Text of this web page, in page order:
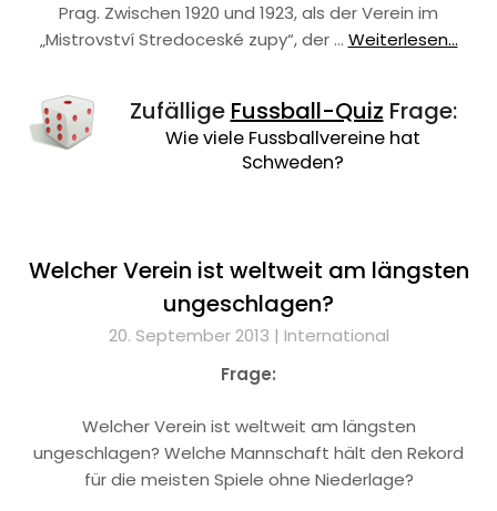
Prag. Zwischen 1920 und 1923, als der Verein im
„Mistrovství Stredoceské zupy“, der … Weiterlesen...
Zufällige Fussball-Quiz Frage:
Wie viele Fussballvereine hat
Schweden?
Welcher Verein ist weltweit am längsten
ungeschlagen?
20. September 2013 | International
Frage:
Welcher Verein ist weltweit am längsten
ungeschlagen? Welche Mannschaft hält den Rekord
für die meisten Spiele ohne Niederlage?